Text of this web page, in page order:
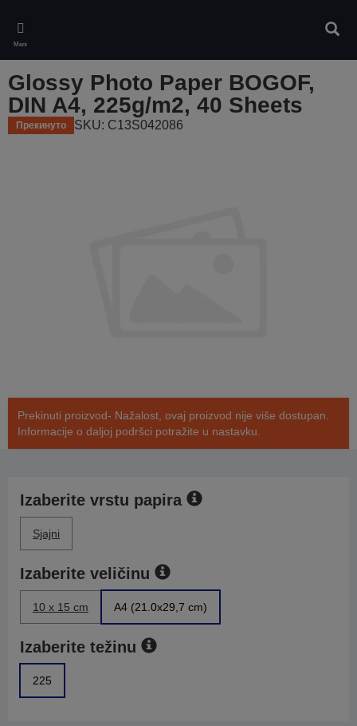
main
content
Meni
Glossy Photo Paper BOGOF,
DIN A4, 225g/m2, 40 Sheets
Прекинуто SKU: C13S042086
Prekinuti proizvod- Nažalost, ovaj proizvod nije više dostupan.
Informacije o daljoj podršci potražite u nastavku.
Izaberite vrstu papira
Sjajni
Izaberite veličinu
10 x 15 cm A4 (21.0x29,7 cm)
Izaberite težinu
225